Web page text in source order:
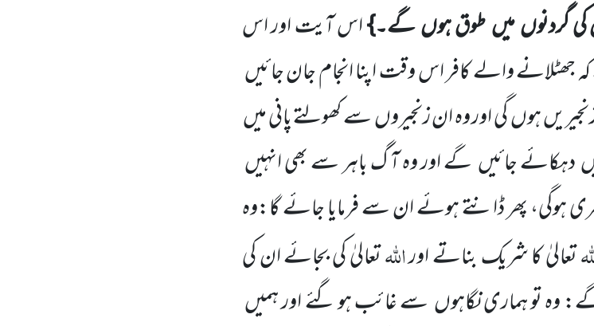
گردنوںمیںطوق ہوںگے۔}اس آیت اور اس
جھٹلانے والے کافر اس وقت اپنا انجام جان جائیں
ہوںگی اور وہ ان زنجیروںسے کھولتے پانی میں
دہکائے جائیںگے اور وہ آ گ باہر سے بھی انہیں
ہوگی، پھر ڈانتے ہوئے ان سے فرمایا جائے گا:وہ
تعالیٰ کا شریک بناتے اوراللہتعالیٰ کی بجائے ان کی
وہ تو ہماری نگاہوںسے غائب ہو گئے اور ہمیں